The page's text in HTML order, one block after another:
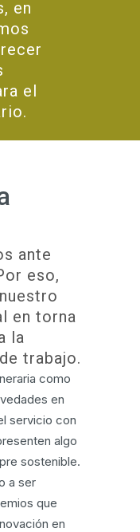
en
el
ante
eso,
en torna
la
trabajo.
como
en
servicio con
algo
sostenible.
a ser
que
en